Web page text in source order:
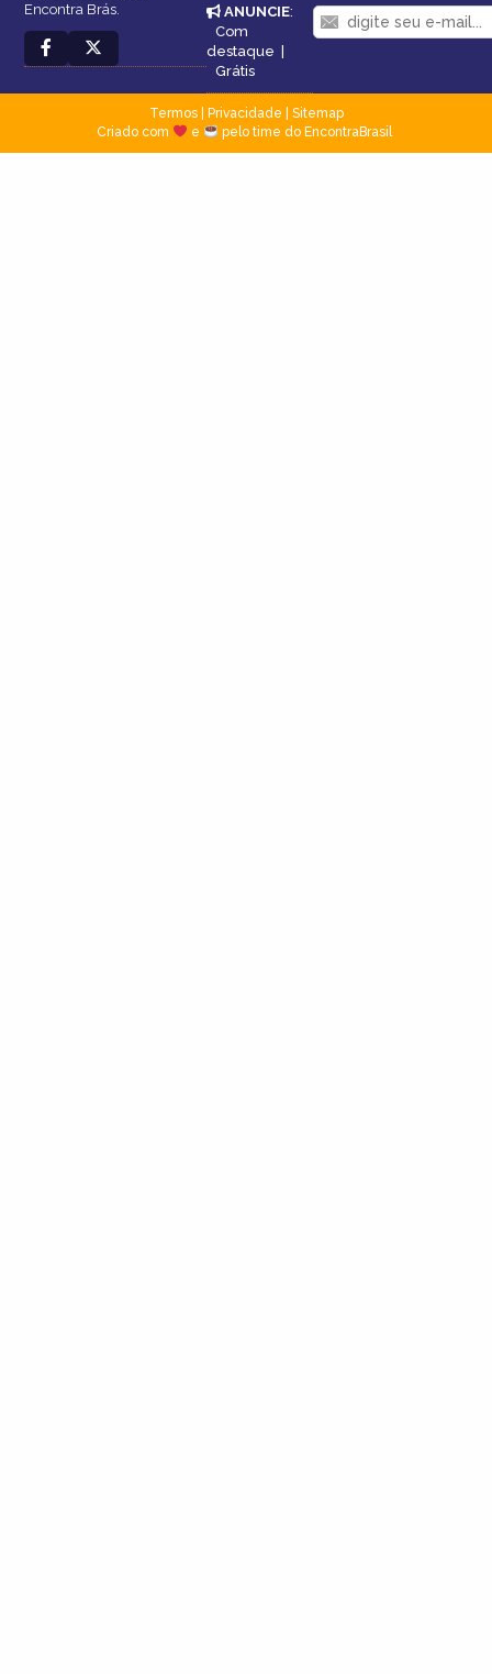
Encontra Brás.
ANUNCIE:
Com
destaque
Grátis
Termos| Privacidade
Sitemap
Criado com
e pelo time do EncontraBrasil